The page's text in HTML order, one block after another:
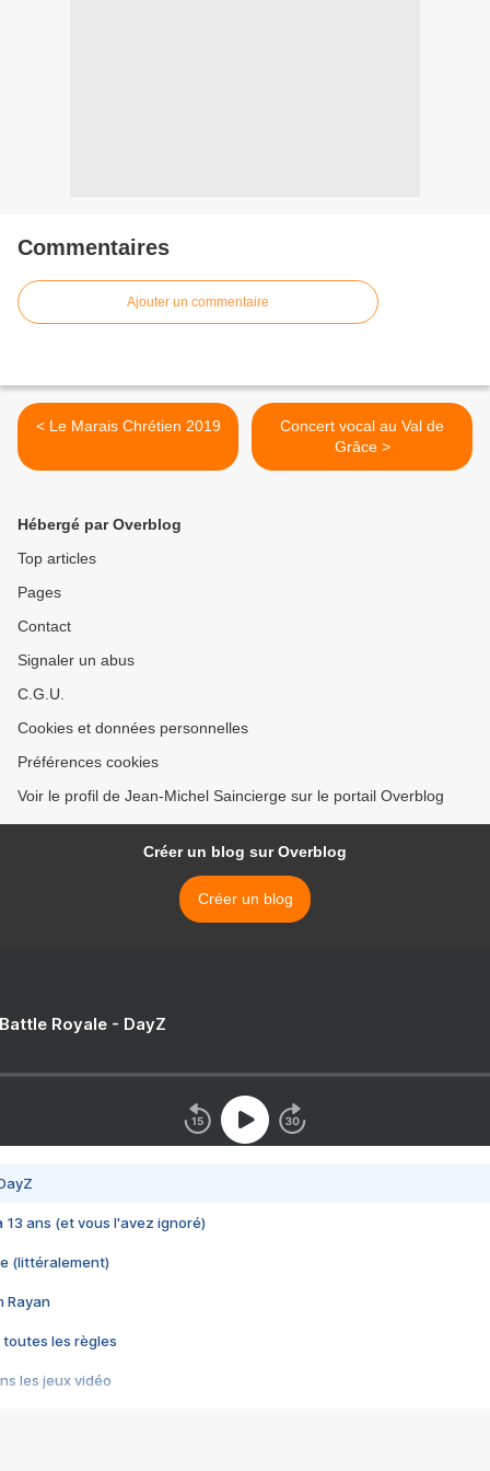
Commentaires
Ajouter un commentaire
< Le Marais Chrétien 2019
Concert vocal au Val de
Grâce >
Hébergé par Overblog
Top articles
Pages
Contact
Signaler un abus
C.G.U.
Cookies et données personnelles
Préférences cookies
Voir le profil de Jean-Michel Saincierge sur le portail Overblog
Créer un blog sur Overblog
Créer un blog
Royale - DayZ
13 ans (et vous l'avez ignoré)
(littéralement)
Rayan
toutes les règles
les jeux vidéo